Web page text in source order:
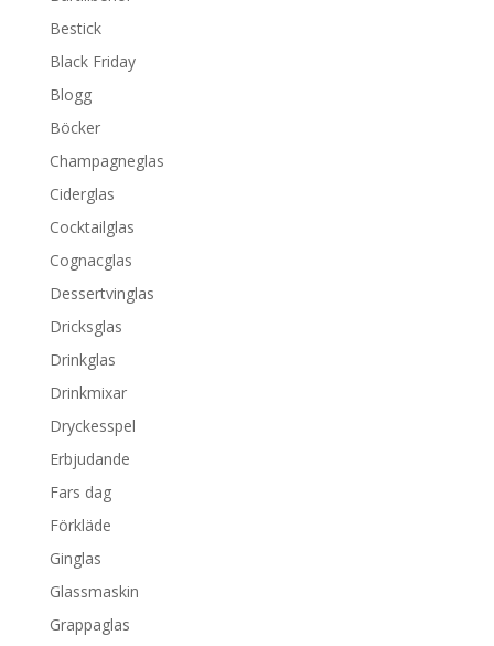
Bestick
Black Friday
Blogg
Böcker
Champagneglas
Ciderglas
Cocktailglas
Cognacglas
Dessertvinglas
Dricksglas
Drinkglas
Drinkmixar
Dryckesspel
Erbjudande
Fars dag
Förkläde
Ginglas
Glassmaskin
Grappaglas